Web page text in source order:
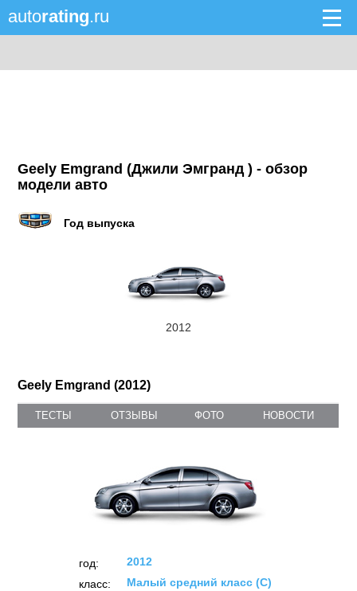
autorating.ru
Geely Emgrand (Джили Эмгранд ) - обзор
модели авто
Год выпуска
2012
Geely Emgrand (2012)
ТЕСТЫ ОТЗЫВЫ ФОТО НОВОСТИ
год:
2012
класс:
Малый средний класс (C)